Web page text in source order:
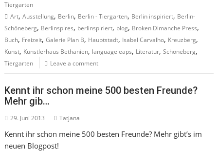
Tiergarten
Art,Ausstellung, Berlin, Berlin - Tiergarten, Berlin inspiriert, Berlin-
Schöneberg, Berlinspires, berlinspiriert, blog, Broken Dimanche Press,
Buch, Freizeit,Galerie Plan B, Hauptstadt, Isabel Carvalho, Kreuzberg,
Kunst, Künstlerhaus Bethanien, languageleaps, Literatur,Schöneberg,
Tiergarten Leave a comment
Kennt ihr schon meine 500 besten Freunde?
Mehr gib…
29. Juni 2013 Tatjana
Kennt ihr schon meine 500 besten Freunde? Mehr gibt’s im
neuen Blogpost!